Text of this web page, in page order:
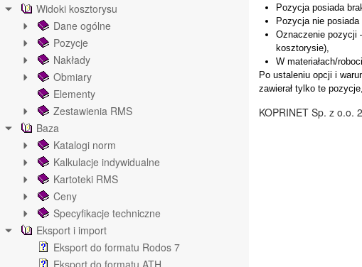
Widoki kosztorysu
Dane ogólne
Pozycje
Nakłady
Obmiary
Elementy
Zestawienia RMS
Baza
Katalogi norm
Kalkulacje indywidualne
Kartoteki RMS
Ceny
Specyfikacje techniczne
Eksport i import
Eksport do formatu Rodos 7
Eksport do formatu ATH
Pozycja posiada
Pozycja nie
Oznaczenie pozycji
kosztorysie),
W materiałach/
Po ustaleniu opcji i
zawierał tylko te
KOPRINET Sp. z o.o.